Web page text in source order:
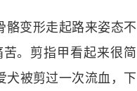
骼变形走起路来姿态不
。剪指甲看起来很简
犬被剪过一次流血，下